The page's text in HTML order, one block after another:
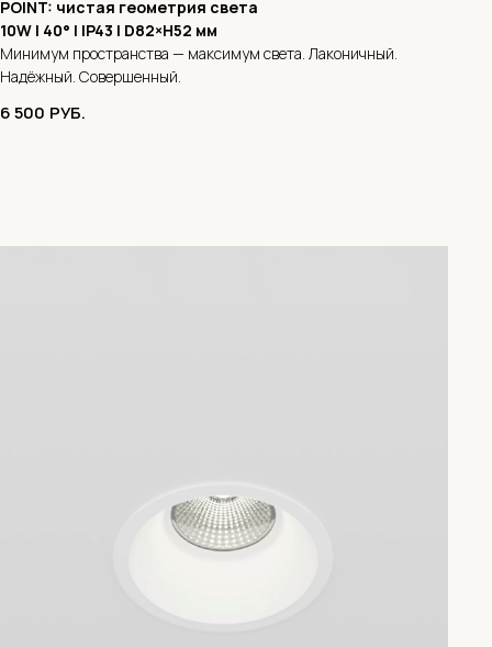
POINT: чистая геометрия света
10W | 40° | IP43 | D82×H52 мм
Минимум пространства — максимум света. Лаконичный.
Надёжный. Совершенный.
6 500 РУБ.